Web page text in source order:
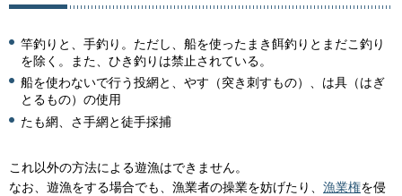
竿釣りと、手釣り。ただし、船を使ったまき餌釣りとまだこ釣り
を除く。また、ひき釣りは禁止されている。
船を使わないで行う投網と、やす（突き刺すもの）、は具（はぎ
とるもの）の使用
たも網、さ手網と徒手採捕
これ以外の方法による遊漁はできません。
なお、遊漁をする場合でも、漁業者の操業を妨げたり、 漁業権を侵